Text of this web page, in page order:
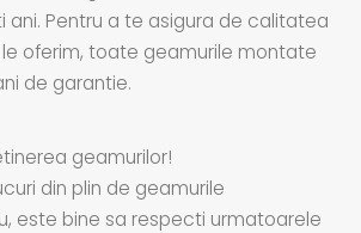
ani. Pentru a te asigura de calitatea
oferim, toate geamurile montate
de garantie.
geamurilor!
din plin de geamurile
este bine sa respecti urmatoarele